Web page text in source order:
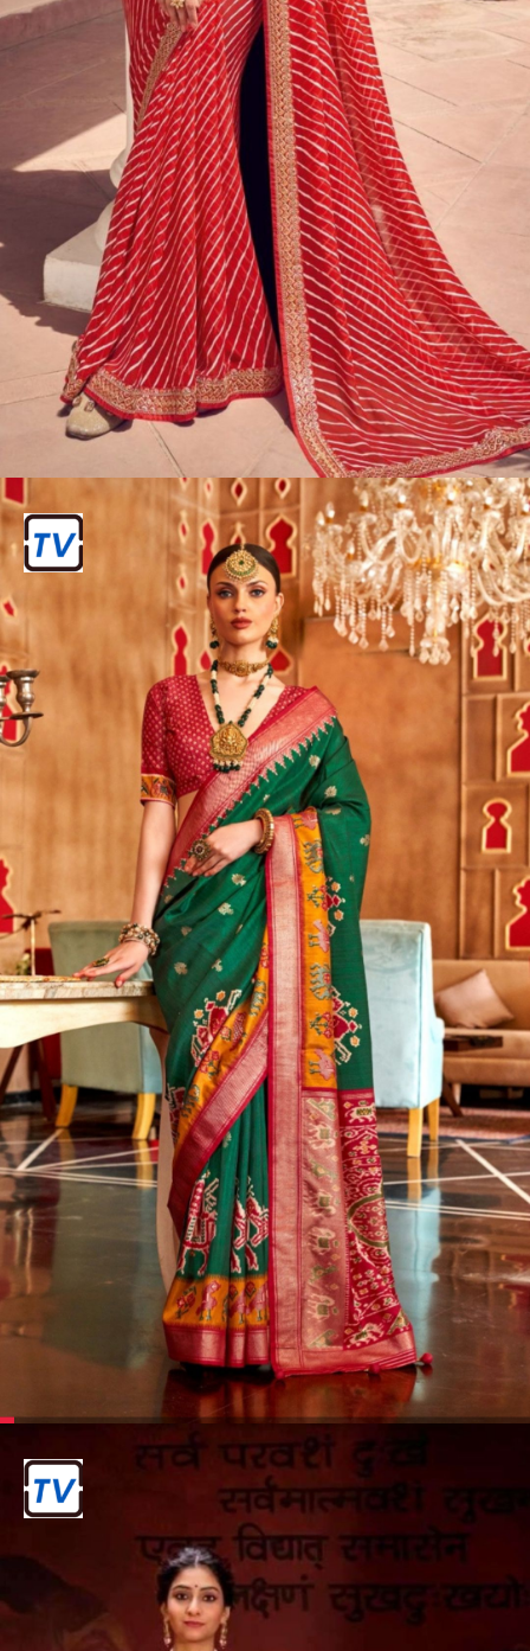
किस तरह के कपड़े पहनने चाहिए
महिलाएं लाल या हरे रंग के वस्त्र धारण करें, विशेष
रूप से नवविवाहित महिलाएं सोलह श्रृंगार करें।
मेहंदी अवश्य लगाएं
हरियाली तीज से एक दिन पहले अपने हाथों और
पैरों पर मेहंदी लगाएं।